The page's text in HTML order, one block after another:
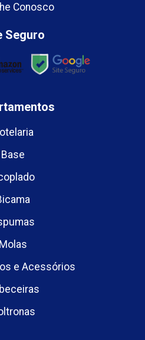
Conosco
Seguro
Base
Molas
e Acessórios